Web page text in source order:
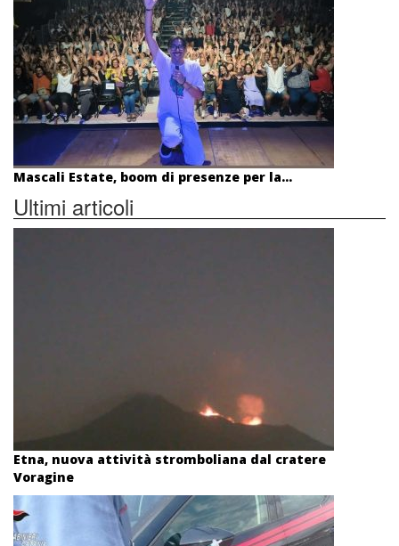
Mascali Estate, boom di presenze per la...
Ultimi articoli
Etna, nuova attività stromboliana dal cratere
Voragine